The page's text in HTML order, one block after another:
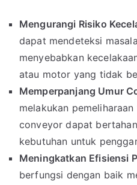
Mengurangi Risiko
dapat mendeteksi
menyebabkan
atau motor yang tidak
Memperpanjang Umur
melakukan
conveyor dapat
kebutuhan untuk
Meningkatkan Efisiensi
berfungsi dengan baik